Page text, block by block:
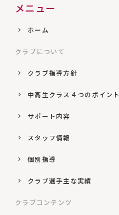
メニュー
ホーム
クラブについて
クラブ指導方針
中高生クラス４つのポイント
サポート内容
スタッフ情報
個別指導
クラブ選手主な実績
クラブコンテンツ